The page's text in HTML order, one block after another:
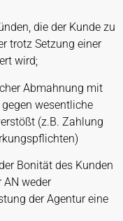
die der Kunde zu
trotz Setzung einer
wird;
Abmahnung mit
wesentliche
(z.B. Zahlung
Bonität des Kunden
AN weder
der Agentur eine